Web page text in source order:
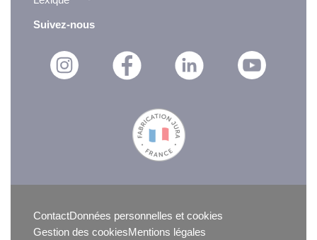
Suivez-nous
ContactDonnées personnelles et cookies
Gestion des cookiesMentions légales